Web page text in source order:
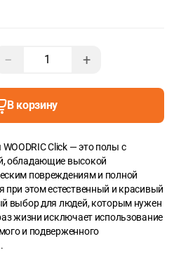
− +
В корзину
Click — это полы с
обладающие высокой
повреждениям и полной
при этом естественный и красивый
выбор для людей, которым нужен
жизни исключает использование
и подверженного